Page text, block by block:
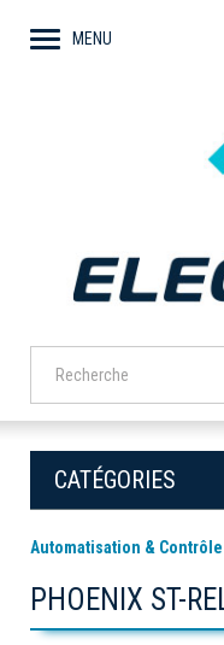
MENU
CATÉGORIES
Automatisation & Contrôle
PHOENIX ST-